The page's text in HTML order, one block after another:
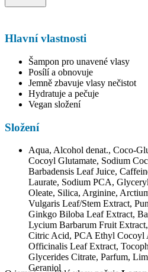
Hlavní vlastnosti
Šampon pro unavené vlasy
Posílí a obnovuje
Jemně zbavuje vlasy nečistot
Hydratuje a pečuje
Vegan složení
Složení
Aqua, Alcohol denat., Coco-
Cocoyl Glutamate, Sodium
Barbadensis Leaf Juice,
Laurate, Sodium PCA,
Oleate, Silica, Arginine,
Vulgaris Leaf/Stem Extract,
Ginkgo Biloba Leaf Extract,
Lycium Barbarum Fruit
Citric Acid, PCA Ethyl Cocoyl
Officinalis Leaf Extract,
Glycerides Citrate, Parfum,
Geraniol